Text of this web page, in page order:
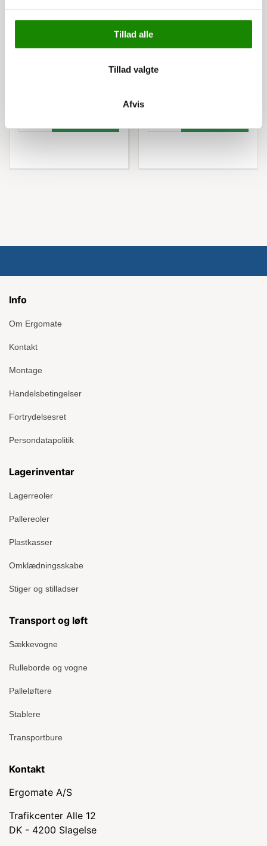
Tillad alle
Tillad valgte
Afvis
80 cm.
595,00 kr
Info
Om Ergomate
Kontakt
Montage
Handelsbetingelser
Fortrydelsesret
Persondatapolitik
Lagerinventar
Lagerreoler
Pallereoler
Plastkasser
Omklædningsskabe
Stiger og stilladser
Transport og løft
Sækkevogne
Rulleborde og vogne
Palleløftere
Stablere
Transportbure
Kontakt
Ergomate A/S
Trafikcenter Alle 12
DK - 4200 Slagelse